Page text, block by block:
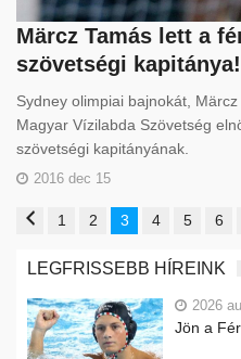
Märcz Tamás lett a
szövetségi kapitánya!
Sydney olimpiai bajnokát,
Magyar Vízilabda Szövetség
szövetségi kapitányának.
2016 dec 15
1 2 3 4 5 6
LEGFRISSEBB HÍREINK
2026
Jön a